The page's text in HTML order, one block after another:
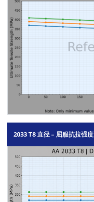
2033 T8 直径 – 屈服抗拉强度